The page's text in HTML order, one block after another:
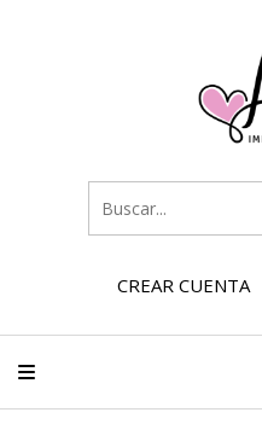
CREAR CUENTA